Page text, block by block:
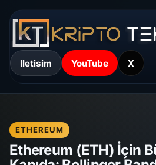
Iletisim YouTube X
ETHEREUM
Ethereum (ETH) İçin